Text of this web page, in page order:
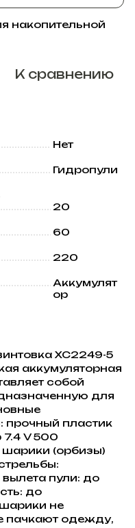
накопительной
К сравнению
Нет
Гидропули
20
60
220
Аккумулят
ор
XC2249-5
аккумуляторная
собой
для
прочный пластик
7.4 V 500
шарики (орбизы)
пули: до
до
не
пачкают одежду,